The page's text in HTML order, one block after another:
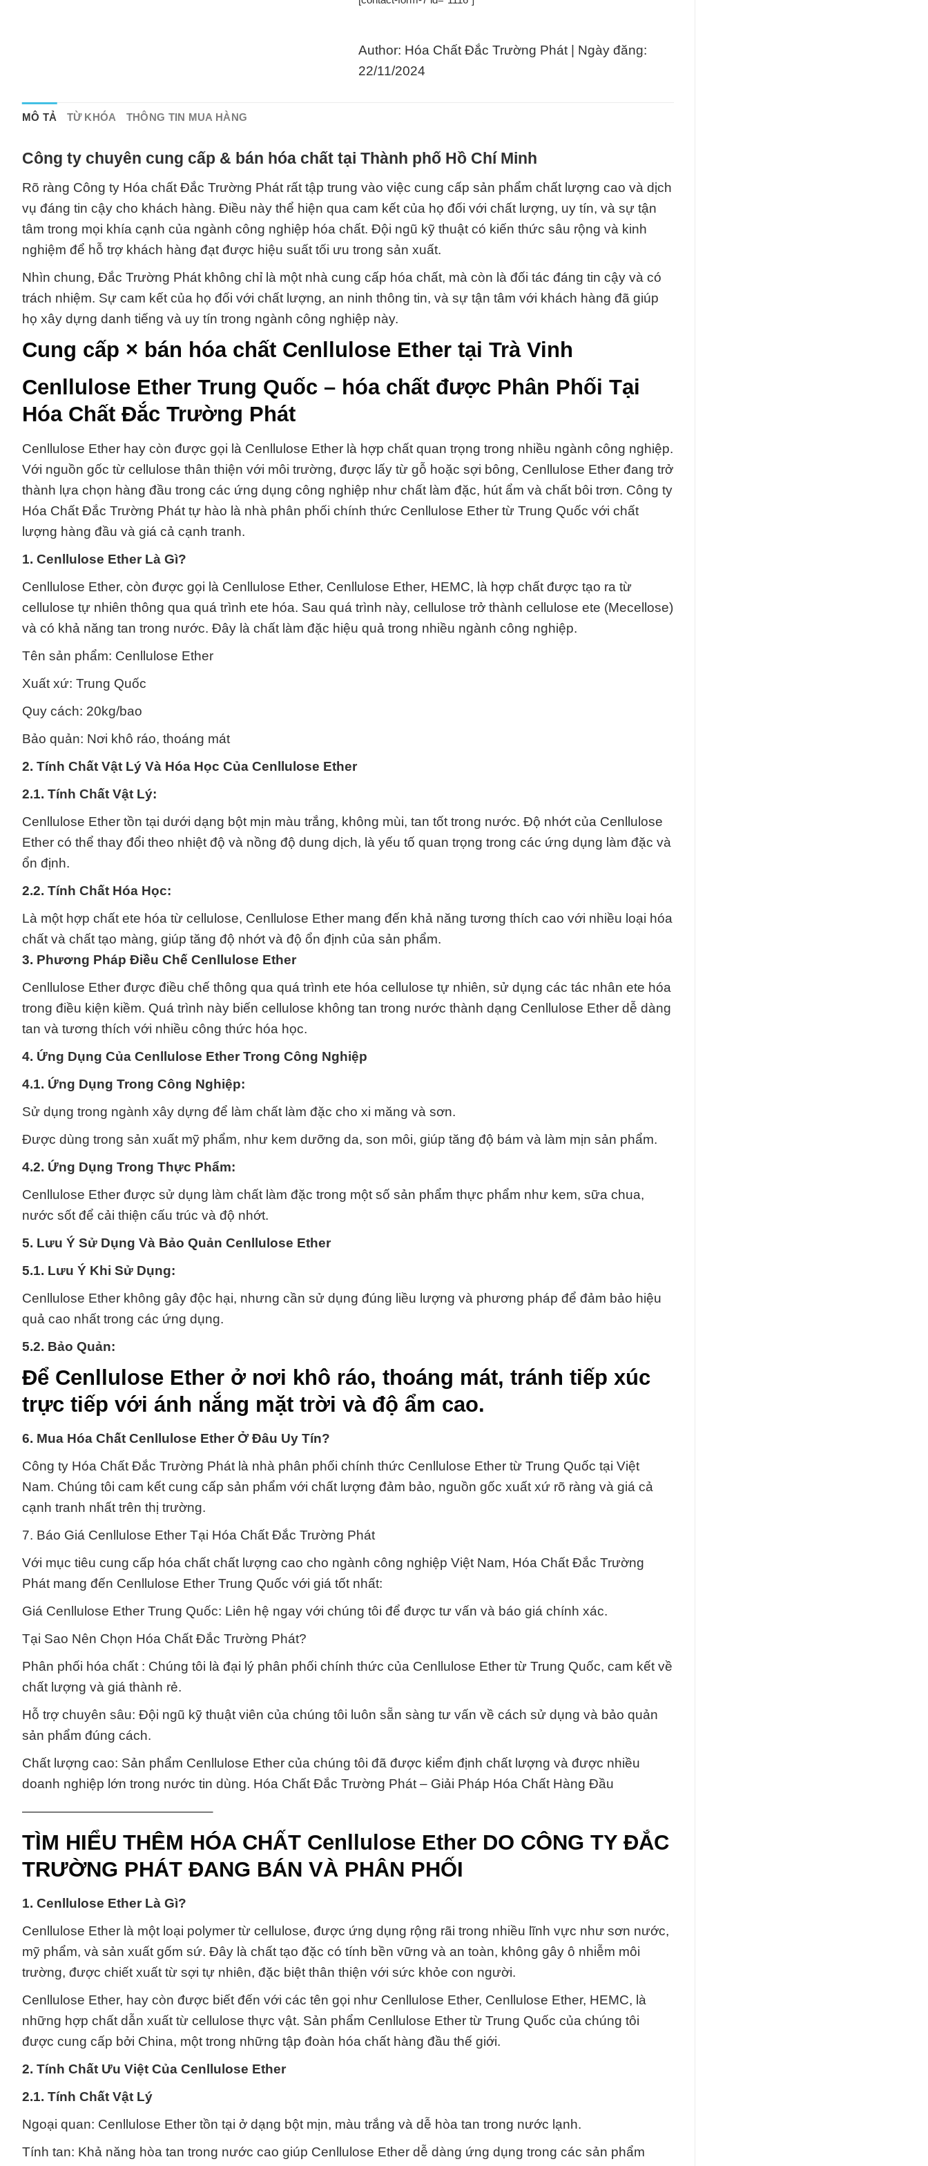
Author: Hóa Chất Đắc Trường Phát | Ngày đăng:
22/11/2024
MÔ TẢ TỪ KHÓA THÔNG TIN MUA HÀNG
Công ty chuyên cung cấp & bán hóa chất tại Thành phố Hồ Chí Minh
Rõ ràng Công ty Hóa chất Đắc Trường Phát rất tập trung vào việc cung cấp sản phẩm chất lượng cao và dịch
vụ đáng tin cậy cho khách hàng. Điều này thể hiện qua cam kết của họ đối với chất lượng, uy tín, và sự tận
tâm trong mọi khía cạnh của ngành công nghiệp hóa chất. Đội ngũ kỹ thuật có kiến thức sâu rộng và kinh
nghiệm để hỗ trợ khách hàng đạt được hiệu suất tối ưu trong sản xuất.
Nhìn chung, Đắc Trường Phát không chỉ là một nhà cung cấp hóa chất, mà còn là đối tác đáng tin cậy và có
trách nhiệm. Sự cam kết của họ đối với chất lượng, an ninh thông tin, và sự tận tâm với khách hàng đã giúp
họ xây dựng danh tiếng và uy tín trong ngành công nghiệp này.
Cung cấp × bán hóa chất Cenllulose Ether tại Trà Vinh
Cenllulose Ether Trung Quốc – hóa chất được Phân Phối Tại
Hóa Chất Đắc Trường Phát
Cenllulose Ether hay còn được gọi là Cenllulose Ether là hợp chất quan trọng trong nhiều ngành công nghiệp.
Với nguồn gốc từ cellulose thân thiện với môi trường, được lấy từ gỗ hoặc sợi bông, Cenllulose Ether đang trở
thành lựa chọn hàng đầu trong các ứng dụng công nghiệp như chất làm đặc, hút ẩm và chất bôi trơn. Công ty
Hóa Chất Đắc Trường Phát tự hào là nhà phân phối chính thức Cenllulose Ether từ Trung Quốc với chất
lượng hàng đầu và giá cả cạnh tranh.
1. Cenllulose Ether Là Gì?
Cenllulose Ether, còn được gọi là Cenllulose Ether, Cenllulose Ether, HEMC, là hợp chất được tạo ra từ
cellulose tự nhiên thông qua quá trình ete hóa. Sau quá trình này, cellulose trở thành cellulose ete (Mecellose)
và có khả năng tan trong nước. Đây là chất làm đặc hiệu quả trong nhiều ngành công nghiệp.
Tên sản phẩm: Cenllulose Ether
Xuất xứ: Trung Quốc
Quy cách: 20kg/bao
Bảo quản: Nơi khô ráo, thoáng mát
2. Tính Chất Vật Lý Và Hóa Học Của Cenllulose Ether
2.1. Tính Chất Vật Lý:
Cenllulose Ether tồn tại dưới dạng bột mịn màu trắng, không mùi, tan tốt trong nước. Độ nhớt của Cenllulose
Ether có thể thay đổi theo nhiệt độ và nồng độ dung dịch, là yếu tố quan trọng trong các ứng dụng làm đặc và
ổn định.
2.2. Tính Chất Hóa Học:
Là một hợp chất ete hóa từ cellulose, Cenllulose Ether mang đến khả năng tương thích cao với nhiều loại hóa
chất và chất tạo màng, giúp tăng độ nhớt và độ ổn định của sản phẩm.
3. Phương Pháp Điều Chế Cenllulose Ether
Cenllulose Ether được điều chế thông qua quá trình ete hóa cellulose tự nhiên, sử dụng các tác nhân ete hóa
trong điều kiện kiềm. Quá trình này biến cellulose không tan trong nước thành dạng Cenllulose Ether dễ dàng
tan và tương thích với nhiều công thức hóa học.
4. Ứng Dụng Của Cenllulose Ether Trong Công Nghiệp
4.1. Ứng Dụng Trong Công Nghiệp:
Sử dụng trong ngành xây dựng để làm chất làm đặc cho xi măng và sơn.
Được dùng trong sản xuất mỹ phẩm, như kem dưỡng da, son môi, giúp tăng độ bám và làm mịn sản phẩm.
4.2. Ứng Dụng Trong Thực Phẩm:
Cenllulose Ether được sử dụng làm chất làm đặc trong một số sản phẩm thực phẩm như kem, sữa chua,
nước sốt để cải thiện cấu trúc và độ nhớt.
5. Lưu Ý Sử Dụng Và Bảo Quản Cenllulose Ether
5.1. Lưu Ý Khi Sử Dụng:
Cenllulose Ether không gây độc hại, nhưng cần sử dụng đúng liều lượng và phương pháp để đảm bảo hiệu
quả cao nhất trong các ứng dụng.
5.2. Bảo Quản:
Để Cenllulose Ether ở nơi khô ráo, thoáng mát, tránh tiếp xúc
trực tiếp với ánh nắng mặt trời và độ ẩm cao.
6. Mua Hóa Chất Cenllulose Ether Ở Đâu Uy Tín?
Công ty Hóa Chất Đắc Trường Phát là nhà phân phối chính thức Cenllulose Ether từ Trung Quốc tại Việt
Nam. Chúng tôi cam kết cung cấp sản phẩm với chất lượng đảm bảo, nguồn gốc xuất xứ rõ ràng và giá cả
cạnh tranh nhất trên thị trường.
7. Báo Giá Cenllulose Ether Tại Hóa Chất Đắc Trường Phát
Với mục tiêu cung cấp hóa chất chất lượng cao cho ngành công nghiệp Việt Nam, Hóa Chất Đắc Trường
Phát mang đến Cenllulose Ether Trung Quốc với giá tốt nhất:
Giá Cenllulose Ether Trung Quốc: Liên hệ ngay với chúng tôi để được tư vấn và báo giá chính xác.
Tại Sao Nên Chọn Hóa Chất Đắc Trường Phát?
Phân phối hóa chất : Chúng tôi là đại lý phân phối chính thức của Cenllulose Ether từ Trung Quốc, cam kết về
chất lượng và giá thành rẻ.
Hỗ trợ chuyên sâu: Đội ngũ kỹ thuật viên của chúng tôi luôn sẵn sàng tư vấn về cách sử dụng và bảo quản
sản phẩm đúng cách.
Chất lượng cao: Sản phẩm Cenllulose Ether của chúng tôi đã được kiểm định chất lượng và được nhiều
doanh nghiệp lớn trong nước tin dùng. Hóa Chất Đắc Trường Phát – Giải Pháp Hóa Chất Hàng Đầu
——————————————–
TÌM HIỂU THÊM HÓA CHẤT Cenllulose Ether DO CÔNG TY ĐẮC
TRƯỜNG PHÁT ĐANG BÁN VÀ PHÂN PHỐI
1. Cenllulose Ether Là Gì?
Cenllulose Ether là một loại polymer từ cellulose, được ứng dụng rộng rãi trong nhiều lĩnh vực như sơn nước,
mỹ phẩm, và sản xuất gốm sứ. Đây là chất tạo đặc có tính bền vững và an toàn, không gây ô nhiễm môi
trường, được chiết xuất từ sợi tự nhiên, đặc biệt thân thiện với sức khỏe con người.
Cenllulose Ether, hay còn được biết đến với các tên gọi như Cenllulose Ether, Cenllulose Ether, HEMC, là
những hợp chất dẫn xuất từ cellulose thực vật. Sản phẩm Cenllulose Ether từ Trung Quốc của chúng tôi
được cung cấp bởi China, một trong những tập đoàn hóa chất hàng đầu thế giới.
2. Tính Chất Ưu Việt Của Cenllulose Ether
2.1. Tính Chất Vật Lý
Ngoại quan: Cenllulose Ether tồn tại ở dạng bột mịn, màu trắng và dễ hòa tan trong nước lạnh.
Tính tan: Khả năng hòa tan trong nước cao giúp Cenllulose Ether dễ dàng ứng dụng trong các sản phẩm